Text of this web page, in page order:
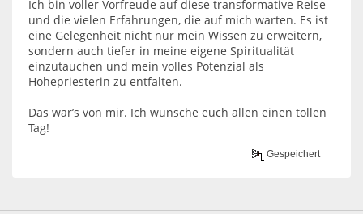
Ich bin voller Vorfreude auf diese transformative Reise
und die vielen Erfahrungen, die auf mich warten. Es ist
eine Gelegenheit nicht nur mein Wissen zu erweitern,
sondern auch tiefer in meine eigene Spiritualität
einzutauchen und mein volles Potenzial als
Hohepriesterin zu entfalten.
Das war’s von mir. Ich wünsche euch allen einen tollen
Tag!
Gespeichert